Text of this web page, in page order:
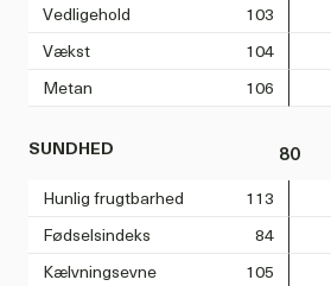
Vedligehold
103
Vækst
104
Metan
106
SUNDHED 80
Hunlig frugtbarhed
113
Fødselsindeks
84
Kælvningsevne
105